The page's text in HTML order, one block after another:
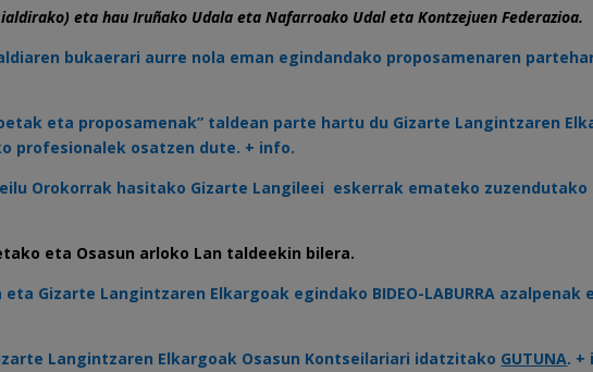
eta hau Iruñako Udala eta Nafarroako Udal eta Kontzejuen Federazioa.
bukaerari aurre nola eman egindandako proposamenaren
eta proposamenak” taldean parte hartu du Gizarte Langintzaren
profesionalek osatzen dute. + info.
Orokorrak hasitako Gizarte Langileei eskerrak emateko zuzendutako
eta Osasun arloko Lan taldeekin bilera.
Gizarte Langintzaren Elkargoak egindako BIDEO-LABURRA
Langintzaren Elkargoak Osasun Kontseilariari idatzitako GUTUNA. +